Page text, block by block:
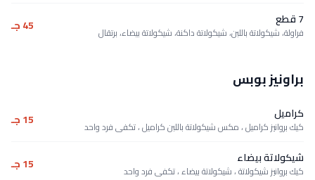
7 قطع
فراولة، شيكولاتة باللبن، شيكولاتة داكنة، شيكولاتة بيضاء، برتقال 45 جـ
براونيز بوبس
كراميل
كيك بروانيز كراميل ، مكس شيكولاتة باللبن كراميل ، تكفى فرد واحد 15 جـ
شيكولاتة بيضاء
كيك بروانيز شيكولاتة ، شيكولاتة بيضاء ، تكفى فرد واحد 15 جـ